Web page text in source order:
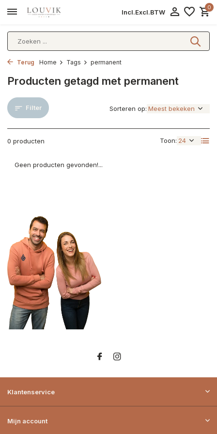
Incl.Excl.BTW
0
Terug Home Tags permanent
Producten getagd met permanent
Filter
0 producten Toon:
Sorteren op:
Geen producten gevonden!...
Klantenservice
Mijn account